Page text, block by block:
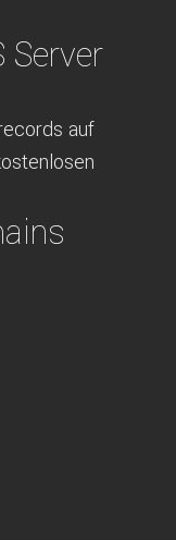
Server
auf
inklusive
verfügbare